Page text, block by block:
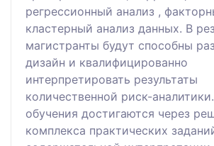
регрессионный анализ ,
кластерный анализ данных. В
магистранты будут способны
дизайн и квалифицированно
интерпретировать результаты
количественной риск-
обучения достигаются через
комплекса практических